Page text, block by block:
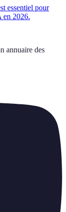
essentiel pour
en 2026.
annuaire des